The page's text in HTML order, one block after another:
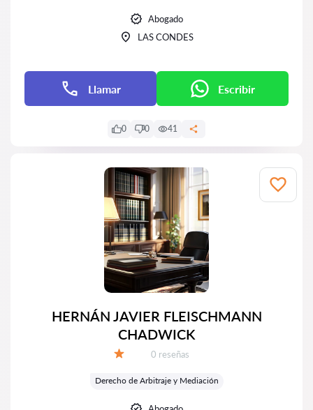
Abogado
LAS CONDES
Llamar Escribir
0 0 41
HERNÁN JAVIER FLEISCHMANN
CHADWICK
Número de reseñas:
0 reseñas
Derecho de Arbitraje y Mediación